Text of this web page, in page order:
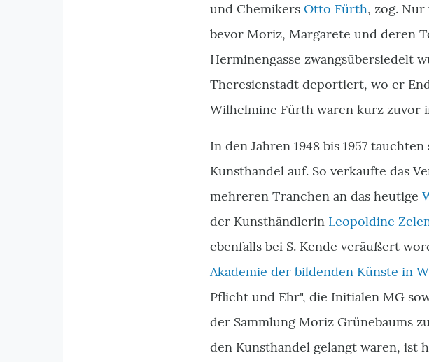
und Chemikers Otto Fürth, zog.
bevor Moriz, Margarete und deren
Herminengasse zwangsübersiedelt
Theresienstadt deportiert, wo er
Wilhelmine Fürth waren kurz
In den Jahren 1948 bis 1957
Kunsthandel auf. So verkaufte das
mehreren Tranchen an das heutige
der Kunsthändlerin Leopoldine
ebenfalls bei S. Kende veräußert
Akademie der bildenden Künste in
Pflicht und Ehr", die Initialen MG
der Sammlung Moriz Grünebaums
den Kunsthandel gelangt waren, ist